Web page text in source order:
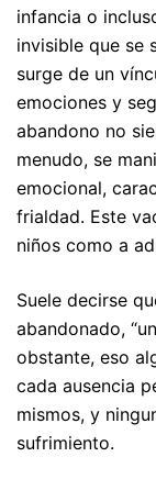
infancia o
invisible que se
surge de un
emociones y
abandono no
menudo, se
emocional,
frialdad. Este
niños como a
Suele decirse
abandonado,
obstante, eso
cada ausencia
mismos, y
sufrimiento.